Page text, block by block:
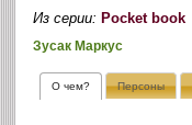
Из серии: Pocket book
Зусак Маркус
О чем? Персоны